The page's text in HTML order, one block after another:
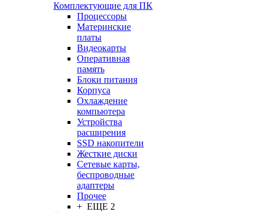
Комплектующие для ПК
Процессоры
Материнские
платы
Видеокарты
Оперативная
память
Блоки питания
Корпуса
Охлаждение
компьютера
Устройства
расширения
SSD накопители
Жесткие диски
Сетевые карты,
беспроводные
адаптеры
Прочее
+ ЕЩЕ 2